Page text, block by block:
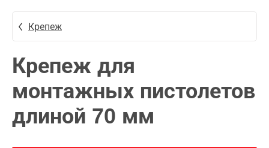
Крепеж
Крепеж для
монтажных пистолетов
длиной 70 мм